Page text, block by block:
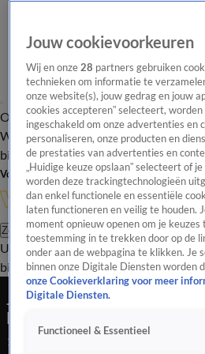
Overzicht Onze programma's Uitzendingen
WandelgangenInterviewsUitzending
bijwonenPodcastShopVeelgestelde
Volg Vandaag Inside
Zoeken
UitzendingenVandaag InsideDe
bijwonen
Johan ziet eerste beelden
Bomen: ‘Mag ik even
10 mrt 2022, 23:23
Jouw cookievoorkeuren
Wij en onze28 partners gebruiken
technieken om informatie te
onze website(s), jouw gedrag en jouw
cookies accepteren” selecteert,
ingeschakeld om onze advertenties en
personaliseren, onze producten en
de prestaties van advertenties en
„Huidige keuze opslaan” selecteert of
worden deze trackingtechnologieën
dan enkel functionele en essentiële
laten functioneren en veilig te houden.
moment opnieuw openen om je keuzes
toestemming in te trekken door op de
onder aan de webpagina te klikken. Je
binnen onze Digitale Diensten worden
onze Cookieverklaring voor meer
Digitale Diensten.
Functioneel & Essentieel